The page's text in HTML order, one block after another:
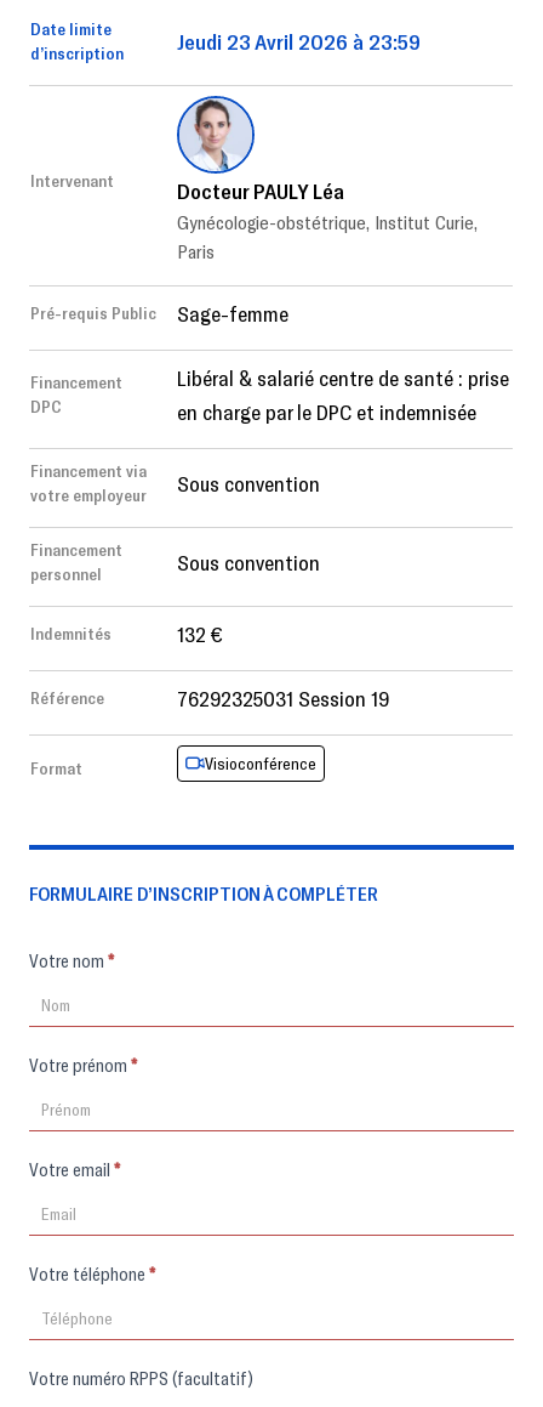
Date limite
d’inscription
Jeudi 23 Avril 2026 à 23:59
Intervenant Docteur PAULY Léa
Gynécologie-obstétrique, Institut Curie,
Paris
Pré-requis Public Sage-femme
Financement
DPC
Libéral & salarié centre de santé : prise
en charge par le DPC et indemnisée
Financement via
votre employeur
Sous convention
Financement
personnel
Sous convention
Indemnités 132 €
Référence 76292325031 Session 19
Format Visioconférence
FORMULAIRE D’INSCRIPTION À COMPLÉTER
Formulaire
Votre nom *
Votre prénom *
Votre email *
Votre téléphone *
Votre numéro RPPS (facultatif)